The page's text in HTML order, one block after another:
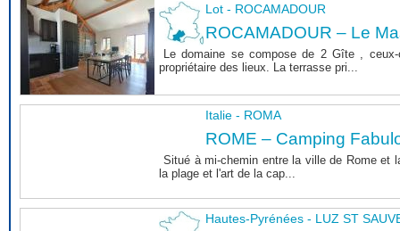
Lot - ROCAMADOUR
ROCAMADOUR – Le
Le domaine se compose de 2 Gîte ,
propriétaire des lieux. La terrasse pri...
Italie - ROMA
ROME – Camping
Situé à mi-chemin entre la ville de Rome et
la plage et l'art de la cap...
Hautes-Pyrénées - LUZ ST